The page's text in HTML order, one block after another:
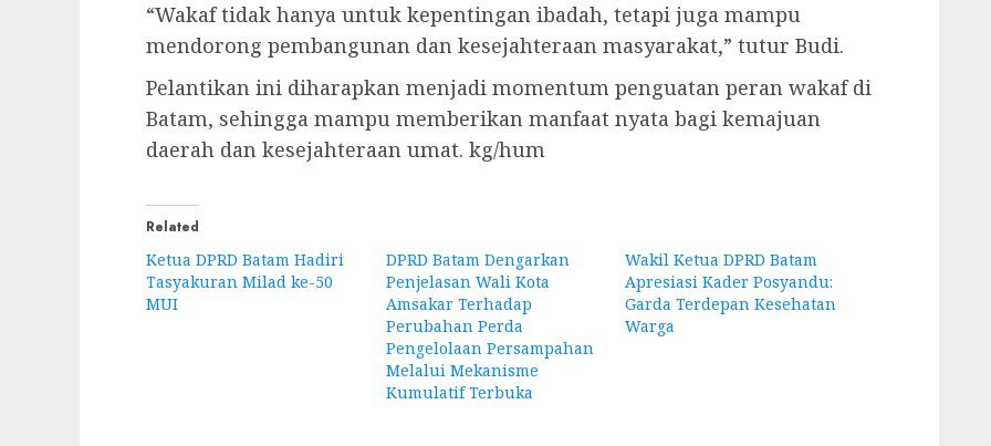
“Wakaf tidak hanya untuk kepentingan ibadah, tetapi juga mampu
mendorong pembangunan dan kesejahteraan masyarakat,” tutur Budi.
Pelantikan ini diharapkan menjadi momentum penguatan peran wakaf di
Batam, sehingga mampu memberikan manfaat nyata bagi kemajuan
daerah dan kesejahteraan umat. kg/hum
Related
Ketua DPRD Batam Hadiri
Tasyakuran Milad ke-50
MUI
DPRD Batam Dengarkan
Penjelasan Wali Kota
Amsakar Terhadap
Perubahan Perda
Pengelolaan Persampahan
Melalui Mekanisme
Kumulatif Terbuka
Wakil Ketua DPRD Batam
Apresiasi Kader Posyandu:
Garda Terdepan Kesehatan
Warga